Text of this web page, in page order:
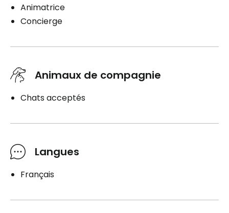
Animatrice
Concierge
Animaux de compagnie
Chats acceptés
Langues
Français